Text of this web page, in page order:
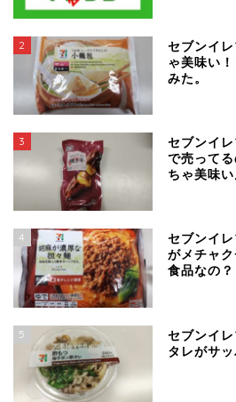
2
セブンイ
ゃ美味い
みた。
3
セブンイ
で売って
ちゃ美味い
4
セブンイ
がメチャ
食品なの？
5
セブンイ
タレがサ